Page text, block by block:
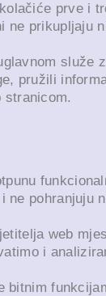
prve i
prikupljaju
služe
pružili
pohranjuju
web
i
bitnim